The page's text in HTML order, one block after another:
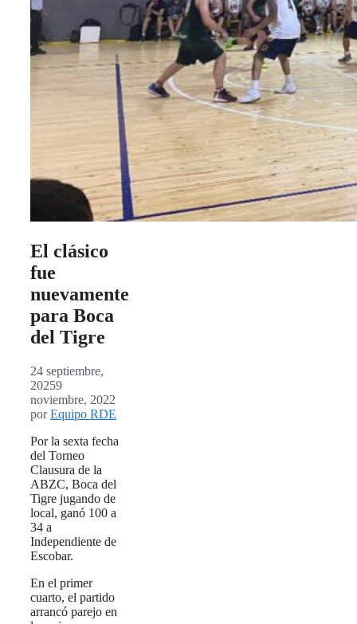
El clásico
fue
nuevamente
para Boca
del Tigre
24 septiembre,
20259
noviembre, 2022
porEquipo RDE
Por la sexta fecha
del Torneo
Clausura de la
ABZC, Boca del
Tigre jugando de
local, ganó 100 a
34 a
Independiente de
Escobar.
En el primer
cuarto, el partido
arrancó parejo en